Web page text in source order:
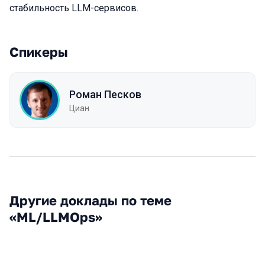
стабильность LLM-сервисов.
Спикеры
Роман Песков
Циан
Другие доклады по теме
«ML/LLMOps»